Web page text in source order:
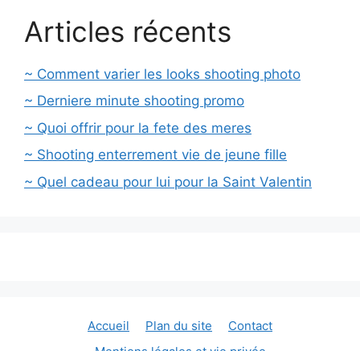
Articles récents
~ Comment varier les looks shooting photo
~ Derniere minute shooting promo
~ Quoi offrir pour la fete des meres
~ Shooting enterrement vie de jeune fille
~ Quel cadeau pour lui pour la Saint Valentin
Accueil Plan du site
Contact